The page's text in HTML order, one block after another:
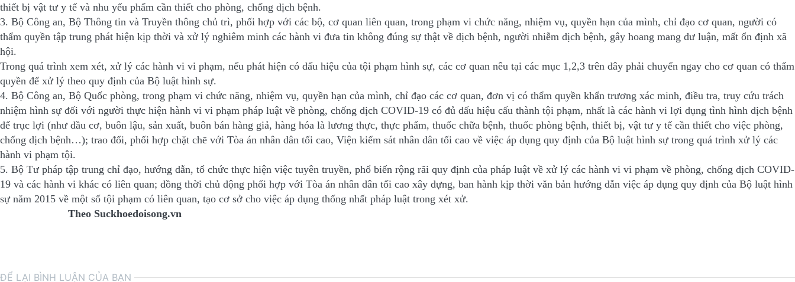
thiết bị vật tư y tế và nhu yếu phẩm cần thiết cho phòng, chống dịch bệnh.
3. Bộ Công an, Bộ Thông tin và Truyền thông chủ trì, phối hợp với các bộ, cơ quan liên quan, trong phạm vi chức năng, nhiệm vụ, quyền hạn của mình, chỉ đạo cơ quan, người có
thẩm quyền tập trung phát hiện kịp thời và xử lý nghiêm minh các hành vi đưa tin không đúng sự thật về dịch bệnh, người nhiễm dịch bệnh, gây hoang mang dư luận, mất ổn định xã
hội.
Trong quá trình xem xét, xử lý các hành vi vi phạm, nếu phát hiện có dấu hiệu của tội phạm hình sự, các cơ quan nêu tại các mục 1,2,3 trên đây phải chuyển ngay cho cơ quan có thẩm
quyền để xử lý theo quy định của Bộ luật hình sự.
4. Bộ Công an, Bộ Quốc phòng, trong phạm vi chức năng, nhiệm vụ, quyền hạn của mình, chỉ đạo các cơ quan, đơn vị có thẩm quyền khẩn trương xác minh, điều tra, truy cứu trách
nhiệm hình sự đối với người thực hiện hành vi vi phạm pháp luật về phòng, chống dịch COVID-19 có đủ dấu hiệu cấu thành tội phạm, nhất là các hành vi lợi dụng tình hình dịch bệnh
để trục lợi (như đầu cơ, buôn lậu, sản xuất, buôn bán hàng giả, hàng hóa là lương thực, thực phẩm, thuốc chữa bệnh, thuốc phòng bệnh, thiết bị, vật tư y tế cần thiết cho việc phòng,
chống dịch bệnh…); trao đổi, phối hợp chặt chẽ với Tòa án nhân dân tối cao, Viện kiểm sát nhân dân tối cao về việc áp dụng quy định của Bộ luật hình sự trong quá trình xử lý các
hành vi phạm tội.
5. Bộ Tư pháp tập trung chỉ đạo, hướng dẫn, tổ chức thực hiện việc tuyên truyền, phổ biến rộng rãi quy định của pháp luật về xử lý các hành vi vi phạm về phòng, chống dịch COVID-
19 và các hành vi khác có liên quan; đồng thời chủ động phối hợp với Tòa án nhân dân tối cao xây dựng, ban hành kịp thời văn bản hướng dẫn việc áp dụng quy định của Bộ luật hình
sự năm 2015 về một số tội phạm có liên quan, tạo cơ sở cho việc áp dụng thống nhất pháp luật trong xét xử.
Theo Suckhoedoisong.vn
ĐỂ LẠI BÌNH LUẬN CỦA BẠN